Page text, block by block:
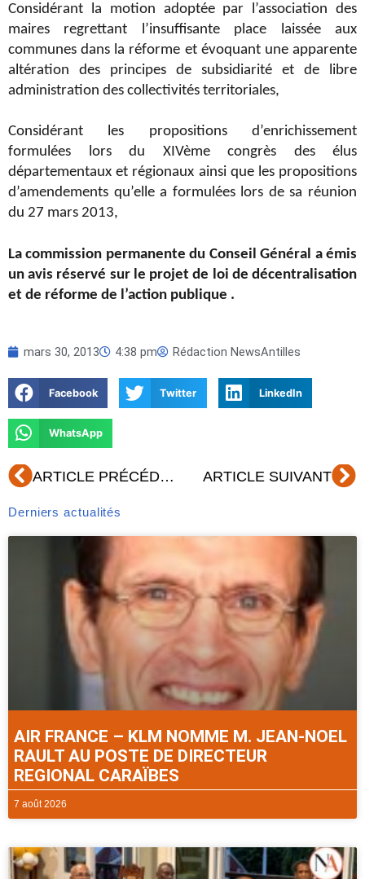
Considérant la motion adoptée par l’association des
maires regrettant l’insuffisante place laissée aux
communes dans la réforme et évoquant une apparente
altération des principes de subsidiarité et de libre
administration des collectivités territoriales,
Considérant les propositions d’enrichissement
formulées lors du XIVème congrès des élus
départementaux et régionaux ainsi que les propositions
d’amendements qu’elle a formulées lors de sa réunion
du 27 mars 2013,
La commission permanente du Conseil Général a émis
un avis réservé sur le projet de loi de décentralisation
et de réforme de l’action publique .
mars 30, 2013 4:38 pm Rédaction NewsAntilles
Facebook Twitter LinkedIn
WhatsApp
Précédent ARTICLE PRÉCÉDENT ARTICLE SUIVANT
Derniers actualités
AIR FRANCE – KLM NOMME M. JEAN-NOEL
RAULT AU POSTE DE DIRECTEUR
REGIONAL CARAÏBES
7 août 2026